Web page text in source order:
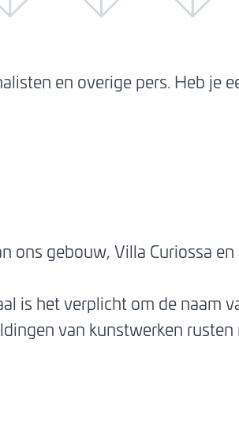
en overige pers. Heb je
ons gebouw, Villa Curiossa
is het verplicht om de naam
van kunstwerken